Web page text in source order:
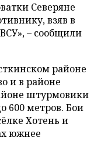
Северяне
взяв в
– сообщили
районе
и в районе
штурмовики
600 метров. Бои
Хотень и
южнее